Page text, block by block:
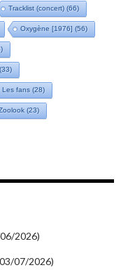
Tracklist (concert) (66)
Oxygène [1976] (56)
(33)
Les fans (28)
(23)
Synthé 80's
2026)
07/2026)